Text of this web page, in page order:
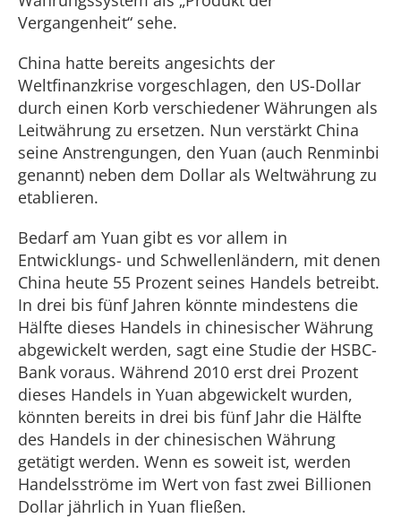
Vergangenheit“ sehe.
China hatte bereits angesichts der
Weltfinanzkrise vorgeschlagen, den US-Dollar
durch einen Korb verschiedener Währungen als
Leitwährung zu ersetzen. Nun verstärkt China
seine Anstrengungen, den Yuan (auch Renminbi
genannt) neben dem Dollar als Weltwährung zu
etablieren.
Bedarf am Yuan gibt es vor allem in
Entwicklungs- und Schwellenländern, mit denen
China heute 55 Prozent seines Handels betreibt.
In drei bis fünf Jahren könnte mindestens die
Hälfte dieses Handels in chinesischer Währung
abgewickelt werden, sagt eine Studie der HSBC-
Bank voraus. Während 2010 erst drei Prozent
dieses Handels in Yuan abgewickelt wurden,
könnten bereits in drei bis fünf Jahr die Hälfte
des Handels in der chinesischen Währung
getätigt werden. Wenn es soweit ist, werden
Handelsströme im Wert von fast zwei Billionen
Dollar jährlich in Yuan fließen.